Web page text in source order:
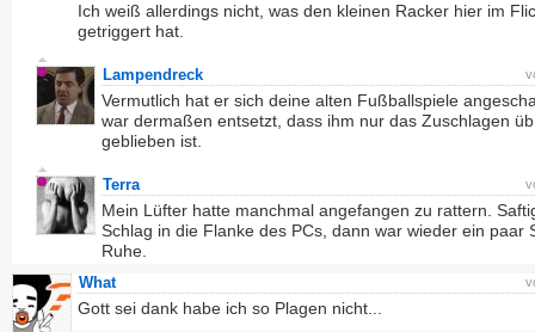
Ich weiß allerdings nicht, was den kleinen Racker hier im
getriggert hat.
Lampendreck
Vermutlich hat er sich deine alten Fußballspiele
war dermaßen entsetzt, dass ihm nur das Zuschlagen
geblieben ist.
Terra
Mein Lüfter hatte manchmal angefangen zu rattern.
Schlag in die Flanke des PCs, dann war wieder ein paar
Ruhe.
What
Gott sei dank habe ich so Plagen nicht...